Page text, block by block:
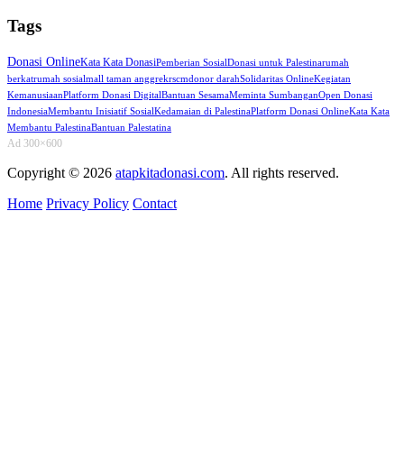
Tags
Donasi OnlineKata Kata DonasiPemberian SosialDonasi untuk Palestinarumah
berkatrumah sosialmall taman anggrekrscmdonor darahSolidaritas OnlineKegiatan
KemanusiaanPlatform Donasi DigitalBantuan SesamaMeminta SumbanganOpen Donasi
IndonesiaMembantu Inisiatif SosialKedamaian di PalestinaPlatform Donasi OnlineKata Kata
Membantu PalestinaBantuan Palestatina
Ad 300×600
Copyright © 2026 atapkitadonasi.com. All rights reserved.
Home Privacy Policy Contact